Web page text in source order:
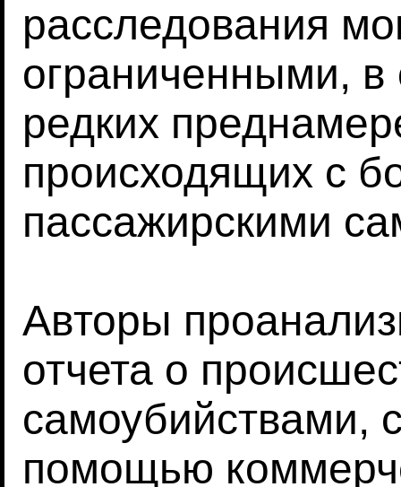
расследования
ограниченными, в
редких
происходящих с
пассажирскими
Авторы
отчета о
самоубийствами,
помощью